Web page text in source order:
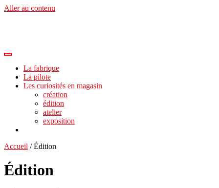
Aller au contenu
La fabrique
La pilote
Les curiosités en magasin
création
édition
atelier
exposition
Accueil / Édition
Édition